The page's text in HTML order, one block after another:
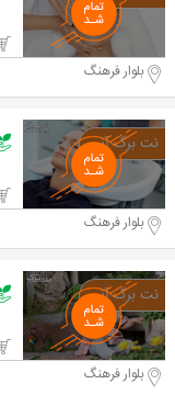
بلوار فرهنگ
بلوار فرهنگ
بلوار فرهنگ